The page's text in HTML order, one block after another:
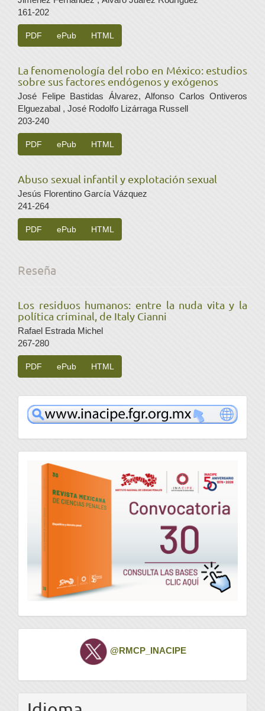
161-202
PDF ePub HTML
La fenomenología del robo en México: estudios
sobre sus factores endógenos y exógenos
José Felipe Bastidas Álvarez, Alfonso Carlos Ontiveros
Elguezabal , José Rodolfo Lizárraga Russell
203-240
PDF ePub HTML
Abuso sexual infantil y explotación sexual
Jesús Florentino García Vázquez
241-264
PDF ePub HTML
Reseña
Los residuos humanos: entre la nuda vita y la
política criminal, de Italy Cianni
Rafael Estrada Michel
267-280
PDF ePub HTML
www
convocatoria
Twitter @RMCP_INACIPE